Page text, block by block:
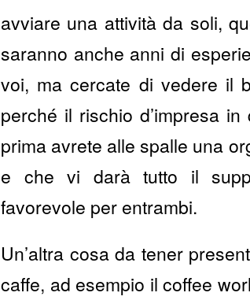
avviare una attività da soli,
saranno anche anni di
voi, ma cercate di vedere il
perché il rischio d’impresa
prima avrete alle spalle una
e che vi darà tutto il
favorevole per entrambi.
Un’altra cosa da tener
caffe, ad esempio il coffee